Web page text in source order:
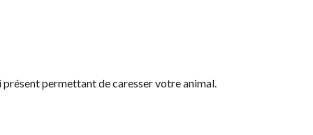
permettant de caresser votre animal.